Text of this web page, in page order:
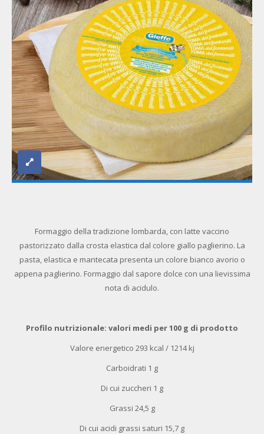
Formaggio della tradizione lombarda, con latte vaccino
pastorizzato dalla crosta elastica dal colore giallo paglierino. La
pasta, elastica e mantecata presenta un colore bianco avorio o
appena paglierino. Formaggio dal sapore dolce con una lievissima
nota di acidulo.
Profilo nutrizionale: valori medi per 100 g di prodotto
Valore energetico 293 kcal / 1214 kj
Carboidrati 1 g
Di cui zuccheri 1 g
Grassi 24,5 g
Di cui acidi grassi saturi 15,7 g